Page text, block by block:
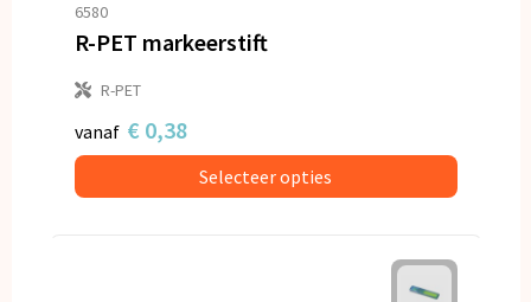
6580
R-PET markeerstift
R-PET
vanaf € 0,38
Selecteer opties